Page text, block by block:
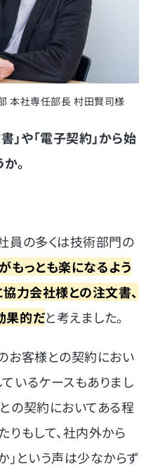
本社専任部長 村田賢司様
」や「電子契約」から始
。
員の多くは技術部門の
もっとも楽になるよう
力会社様との注文書、
果的だと考えました。
お客様との契約におい
いるケースもありまし
の契約においてある程
りもして、社内外から
」という声は少なからず